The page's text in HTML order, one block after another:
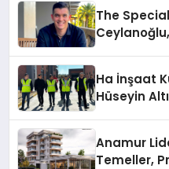
The
Ha İnşaat
Hüseyin
Anamur
Temeller,